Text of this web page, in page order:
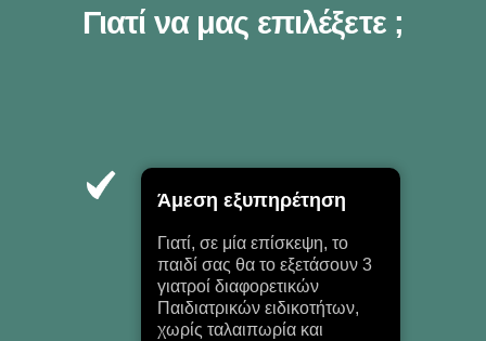
Γιατί να μας επιλέξετε ;
Άμεση εξυπηρέτηση
Γιατί, σε μία επίσκεψη, το
παιδί σας θα το εξετάσουν 3
γιατροί διαφορετικών
Παιδιατρικών ειδικοτήτων,
χωρίς ταλαιπωρία και